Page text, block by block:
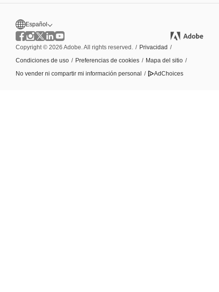
Español
Copyright © 2026 Adobe. All rights reserved. / Privacidad /
Condiciones de uso / Preferencias de cookies / Mapa del sitio /
No vender ni compartir mi información personal / AdChoices